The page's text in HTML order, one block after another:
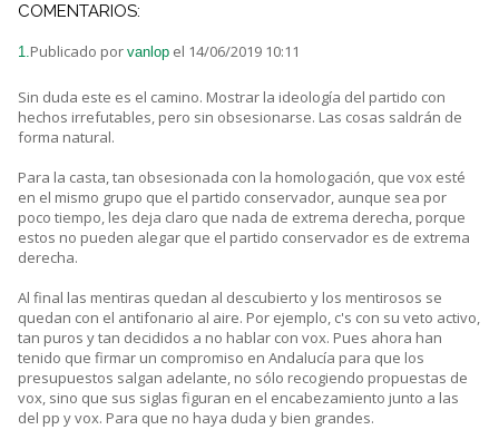
COMENTARIOS:
1.Publicado por vanlop el 14/06/2019 10:11
Sin duda este es el camino. Mostrar la ideología del partido con
hechos irrefutables, pero sin obsesionarse. Las cosas saldrán de
forma natural.
Para la casta, tan obsesionada con la homologación, que vox esté
en el mismo grupo que el partido conservador, aunque sea por
poco tiempo, les deja claro que nada de extrema derecha, porque
estos no pueden alegar que el partido conservador es de extrema
derecha.
Al final las mentiras quedan al descubierto y los mentirosos se
quedan con el antifonario al aire. Por ejemplo, c's con su veto activo,
tan puros y tan decididos a no hablar con vox. Pues ahora han
tenido que firmar un compromiso en Andalucía para que los
presupuestos salgan adelante, no sólo recogiendo propuestas de
vox, sino que sus siglas figuran en el encabezamiento junto a las
del pp y vox. Para que no haya duda y bien grandes.